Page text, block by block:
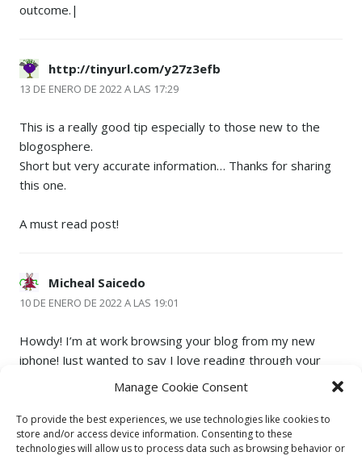
Manage Cookie Consent
To provide the best experiences, we use technologies like cookies to
store and/or access device information. Consenting to these
technologies will allow us to process data such as browsing behavior or
outcome.|
http://tinyurl.com/y27z3efb
13 DE ENERO DE 2022 A LAS 17:29
This is a really good tip especially to those new to the
blogosphere.
Short but very accurate information… Thanks for sharing
this one.
A must read post!
Micheal Saicedo
10 DE ENERO DE 2022 A LAS 19:01
Howdy! I’m at work browsing your blog from my new
iphone! Just wanted to say I love reading through your
blog and look forward to all your posts! Carry on the